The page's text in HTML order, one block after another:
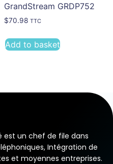
GrandStream GRDP752
$70.98 TTC
Add to basket
est un chef de file dans
Intégration de
et moyennes entreprises.